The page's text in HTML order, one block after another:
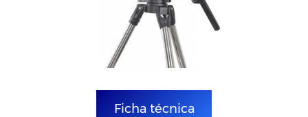
Ficha técnica